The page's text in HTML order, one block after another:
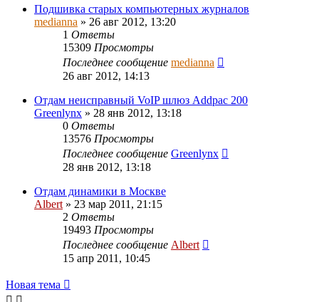
Подшивка старых компьютерных журналов
medianna » 26 авг 2012, 13:20
1 Ответы
15309 Просмотры
Последнее сообщение medianna
26 авг 2012, 14:13
Отдам неисправный VoIP шлюз Addpac 200
Greenlynx » 28 янв 2012, 13:18
0 Ответы
13576 Просмотры
Последнее сообщение Greenlynx
28 янв 2012, 13:18
Отдам динамики в Москве
Albert » 23 мар 2011, 21:15
2 Ответы
19493 Просмотры
Последнее сообщение Albert
15 апр 2011, 10:45
Новая тема